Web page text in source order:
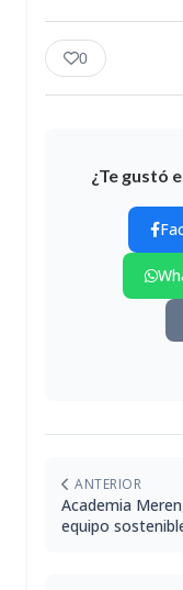
0
¿Te gustó
ANTERIOR
Academia
equipo